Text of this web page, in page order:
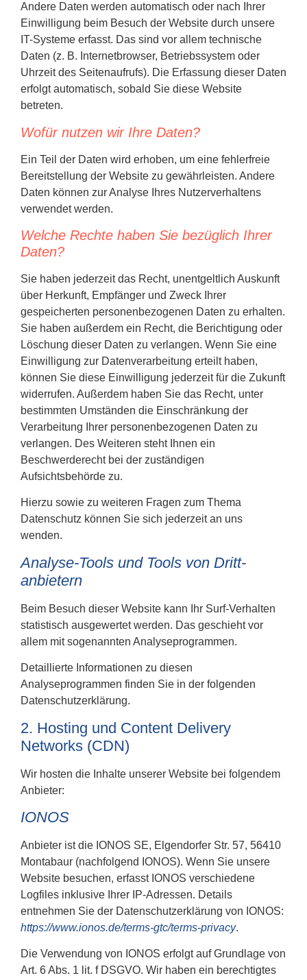
Andere Daten werden automatisch oder nach Ihrer
Einwilligung beim Besuch der Website durch unsere
IT-Systeme erfasst. Das sind vor allem technische
Daten (z. B. Internetbrowser, Betriebssystem oder
Uhrzeit des Seitenaufrufs). Die Erfassung dieser Daten
erfolgt automatisch, sobald Sie diese Website
betreten.
Wofür nutzen wir Ihre Daten?
Ein Teil der Daten wird erhoben, um eine fehlerfreie
Bereitstellung der Website zu gewährleisten. Andere
Daten können zur Analyse Ihres Nutzerverhaltens
verwendet werden.
Welche Rechte haben Sie bezüglich Ihrer
Daten?
Sie haben jederzeit das Recht, unentgeltlich Auskunft
über Herkunft, Empfänger und Zweck Ihrer
gespeicherten personenbezogenen Daten zu erhalten.
Sie haben außerdem ein Recht, die Berichtigung oder
Löschung dieser Daten zu verlangen. Wenn Sie eine
Einwilligung zur Datenverarbeitung erteilt haben,
können Sie diese Einwilligung jederzeit für die Zukunft
widerrufen. Außerdem haben Sie das Recht, unter
bestimmten Umständen die Einschränkung der
Verarbeitung Ihrer personenbezogenen Daten zu
verlangen. Des Weiteren steht Ihnen ein
Beschwerderecht bei der zuständigen
Aufsichtsbehörde zu.
Hierzu sowie zu weiteren Fragen zum Thema
Datenschutz können Sie sich jederzeit an uns
wenden.
Analyse-Tools und Tools von Dritt­
anbietern
Beim Besuch dieser Website kann Ihr Surf-Verhalten
statistisch ausgewertet werden. Das geschieht vor
allem mit sogenannten Analyseprogrammen.
Detaillierte Informationen zu diesen
Analyseprogrammen finden Sie in der folgenden
Datenschutzerklärung.
2. Hosting und Content Delivery
Networks (CDN)
Wir hosten die Inhalte unserer Website bei folgendem
Anbieter:
IONOS
Anbieter ist die IONOS SE, Elgendorfer Str. 57, 56410
Montabaur (nachfolgend IONOS). Wenn Sie unsere
Website besuchen, erfasst IONOS verschiedene
Logfiles inklusive Ihrer IP-Adressen. Details
entnehmen Sie der Datenschutzerklärung von IONOS:
https://www.ionos.de/terms-gtc/terms-privacy.
Die Verwendung von IONOS erfolgt auf Grundlage von
Art. 6 Abs. 1 lit. f DSGVO. Wir haben ein berechtigtes